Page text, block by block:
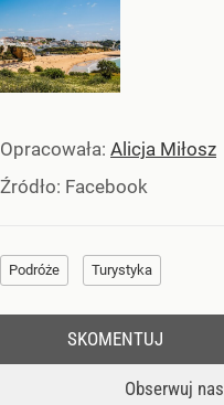
Opracowała: Alicja Miłosz
Źródło: Facebook
Podróże Turystyka
Obserwuj nas
SKOMENTUJ